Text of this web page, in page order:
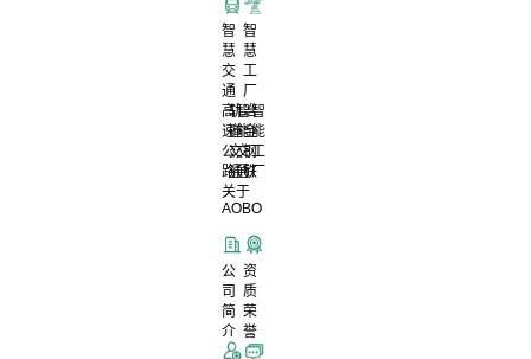
智
慧
交
通
高
速
公
路
轨
道
交
通
智
能
交
通
智
慧
工
厂
冶
金
钢
铁
智
能
工
厂
关于
AOBO
公
司
简
介
资
质
荣
誉